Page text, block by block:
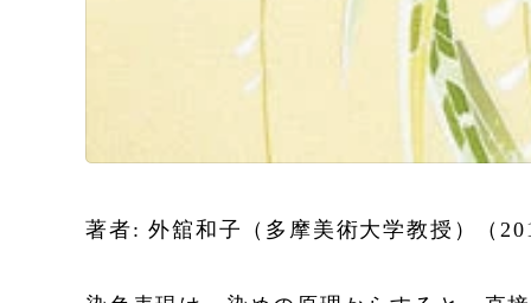
著者: 外舘和子（多摩美術大学教授）（